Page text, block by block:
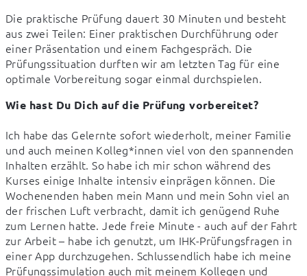
Die praktische Prüfung dauert 30 Minuten und besteht
aus zwei Teilen: Einer praktischen Durchführung oder
einer Präsentation und einem Fachgespräch. Die
Prüfungssituation durften wir am letzten Tag für eine
optimale Vorbereitung sogar einmal durchspielen.
Wie hast Du Dich auf die Prüfung vorbereitet?
Ich habe das Gelernte sofort wiederholt, meiner Familie
und auch meinen Kolleg*innen viel von den spannenden
Inhalten erzählt. So habe ich mir schon während des
Kurses einige Inhalte intensiv einprägen können. Die
Wochenenden haben mein Mann und mein Sohn viel an
der frischen Luft verbracht, damit ich genügend Ruhe
zum Lernen hatte. Jede freie Minute - auch auf der Fahrt
zur Arbeit – habe ich genutzt, um IHK-Prüfungsfragen in
einer App durchzugehen. Schlussendlich habe ich meine
Prüfungssimulation auch mit meinem Kollegen und